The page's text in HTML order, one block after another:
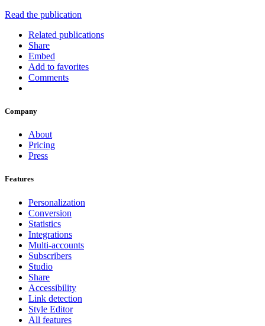
Read the publication
Related publications
Share
Embed
Add to favorites
Comments
Company
About
Pricing
Press
Features
Personalization
Conversion
Statistics
Integrations
Multi-accounts
Subscribers
Studio
Share
Accessibility
Link detection
Style Editor
All features